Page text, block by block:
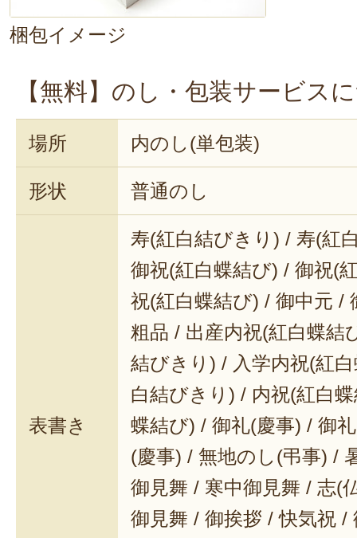
梱包イメージ
【無料】のし・包装サービス
場所 内のし(単包装)
形状 普通のし
表書き
寿(紅白結びきり) / 寿(紅
御祝(紅白蝶結び) / 御祝(
祝(紅白蝶結び) / 御中元 /
粗品 / 出産内祝(紅白蝶結
結びきり) / 入学内祝(紅
白結びきり) / 内祝(紅白
蝶結び) / 御礼(慶事) / 御
(慶事) / 無地のし(弔事) /
御見舞 / 寒中御見舞 / 志(
御見舞 / 御挨拶 / 快気祝 /